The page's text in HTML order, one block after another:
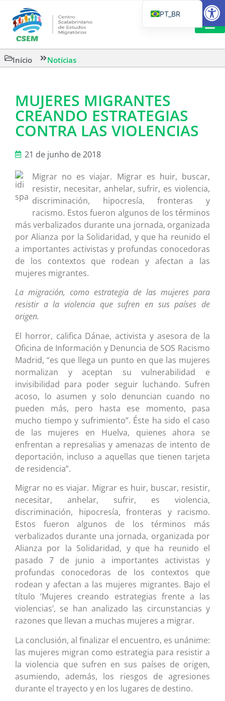
Início Notícias
MUJERES MIGRANTES
CREANDO ESTRATEGIAS
CONTRA LAS VIOLENCIAS
21 de junho de 2018
Migrar no es viajar. Migrar es huir, buscar,
resistir, necesitar, anhelar, sufrir, es violencia,
discriminación, hipocresía, fronteras y
racismo. Estos fueron algunos de los términos
más verbalizados durante una jornada, organizada
por Alianza por la Solidaridad, y que ha reunido el
a importantes activistas y profundas conocedoras
de los contextos que rodean y afectan a las
mujeres migrantes.
La migración, como estrategia de las mujeres para
resistir a la violencia que sufren en sus países de
origen.
El horror, califica Dánae, activista y asesora de la
Oficina de Información y Denuncia de SOS Racismo
Madrid, “es que llega un punto en que las mujeres
normalizan y aceptan su vulnerabilidad e
invisibilidad para poder seguir luchando. Sufren
acoso, lo asumen y solo denuncian cuando no
pueden más, pero hasta ese momento, pasa
mucho tiempo y sufrimiento”. Éste ha sido el caso
de las mujeres en Huelva, quienes ahora se
enfrentan a represalias y amenazas de intento de
deportación, incluso a aquellas que tienen tarjeta
de residencia”.
Migrar no es viajar. Migrar es huir, buscar, resistir,
necesitar, anhelar, sufrir, es violencia,
discriminación, hipocresía, fronteras y racismo.
Estos fueron algunos de los términos más
verbalizados durante una jornada, organizada por
Alianza por la Solidaridad, y que ha reunido el
pasado 7 de junio a importantes activistas y
profundas conocedoras de los contextos que
rodean y afectan a las mujeres migrantes. Bajo el
título ‘Mujeres creando estrategias frente a las
violencias’, se han analizado las circunstancias y
razones que llevan a muchas mujeres a migrar.
La conclusión, al finalizar el encuentro, es unánime:
las mujeres migran como estrategia para resistir a
la violencia que sufren en sus países de origen,
asumiendo, además, los riesgos de agresiones
durante el trayecto y en los lugares de destino.
PT_BR
IT